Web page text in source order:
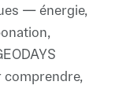
— énergie,